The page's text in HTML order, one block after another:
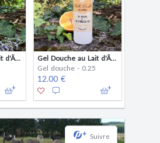
Gel Douche au Lait d'Ânesse Bio Lavande
Gel Douche au Lait d'Ânesse Bio Orange Douce
Gel douche - 0.25
12.00 €
+ Suivre